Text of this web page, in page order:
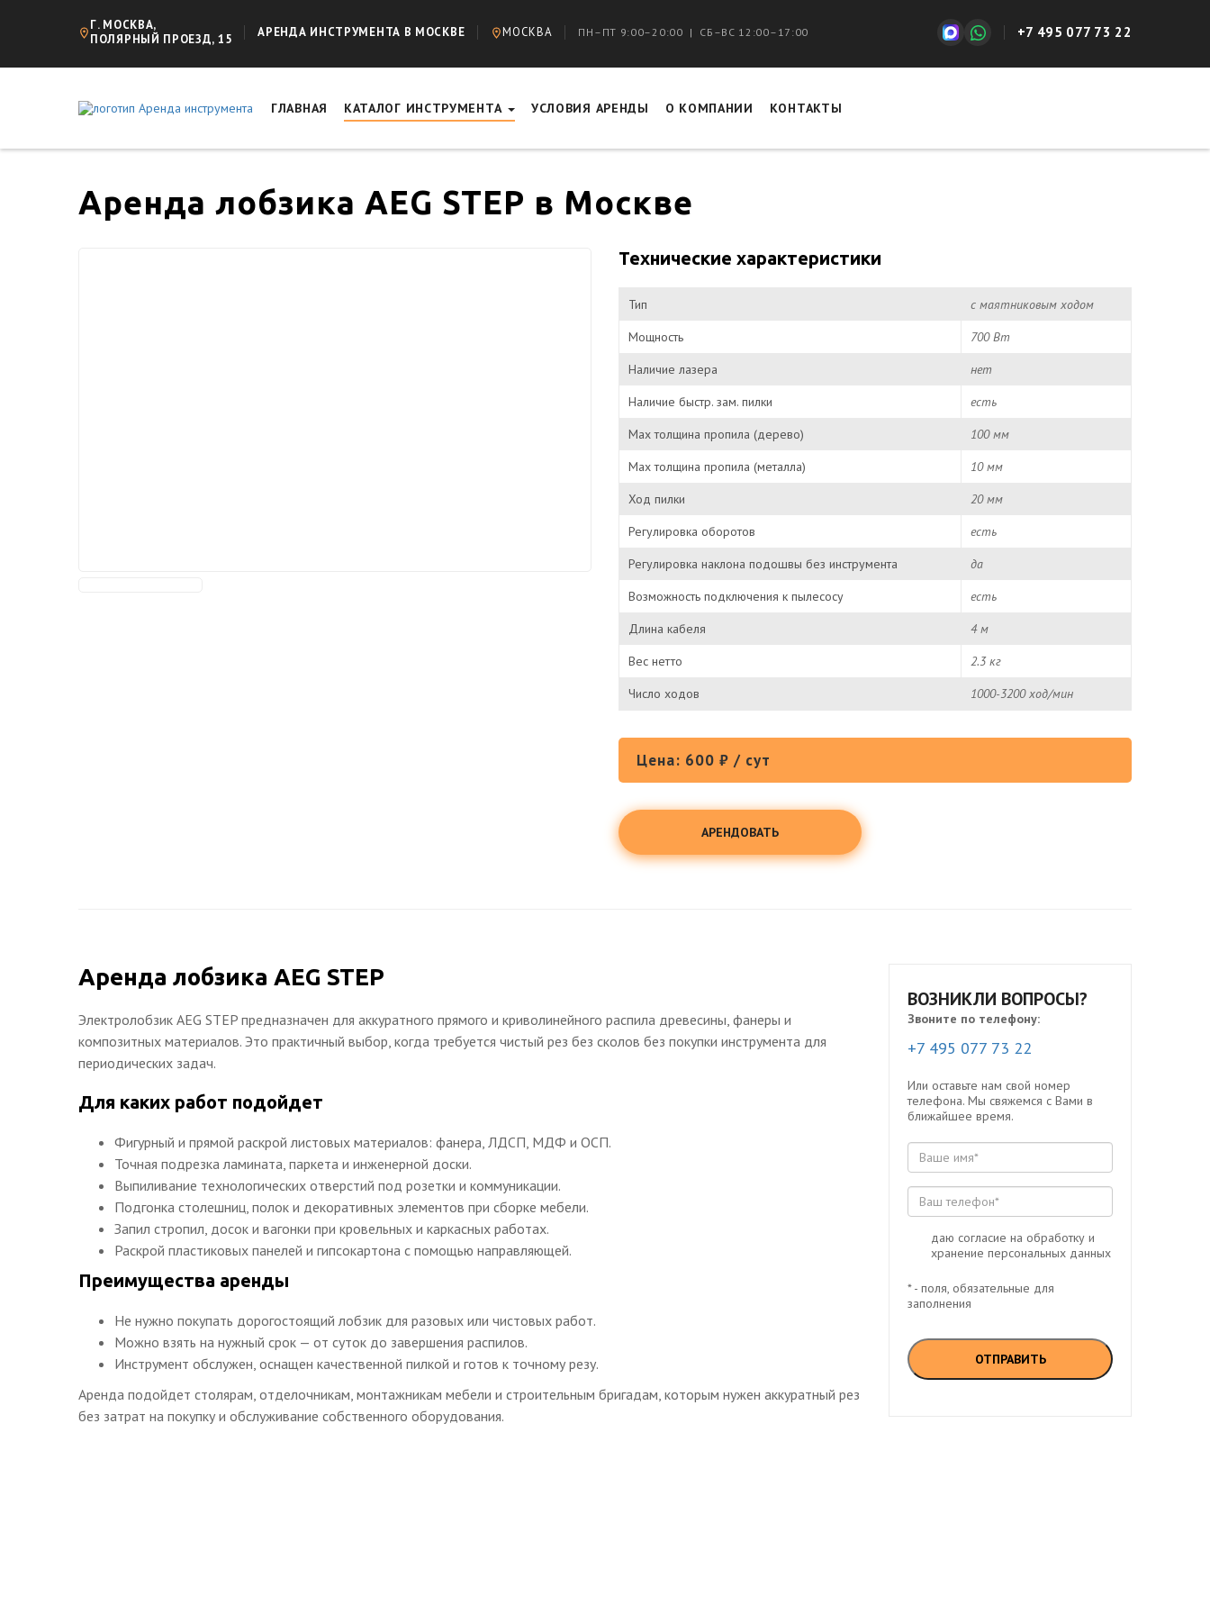
Г. МОСКВА,
ПОЛЯРНЫЙ ПРОЕЗД, 15
АРЕНДА ИНСТРУМЕНТА В МОСКВЕ МОСКВА ПН–ПТ 9:00–20:00 | СБ–ВС 12:00–17:00 +7 495 077 73 22
ГЛАВНАЯ КАТАЛОГ ИНСТРУМЕНТА УСЛОВИЯ АРЕНДЫ О КОМПАНИИ КОНТАКТЫ
Аренда лобзика AEG STEP в Москве
Технические характеристики
Тип
с маятниковым ходом
Мощность
700 Вт
Наличие лазера
нет
Наличие быстр. зам. пилки
есть
Мах толщина пропила (дерево)
100 мм
Мах толщина пропила (металла)
10 мм
Ход пилки
20 мм
Регулировка оборотов
есть
Регулировка наклона подошвы без инструмента
да
Возможность подключения к пылесосу
есть
Длина кабеля
4 м
Вес нетто
2.3 кг
Число ходов
1000-3200 ход/мин
Цена: 600 ₽ / сут
АРЕНДОВАТЬ
Аренда лобзика AEG STEP
Электролобзик AEG STEP предназначен для аккуратного прямого и криволинейного распила древесины, фанеры и
композитных материалов. Это практичный выбор, когда требуется чистый рез без сколов без покупки инструмента для
периодических задач.
Для каких работ подойдет
Фигурный и прямой раскрой листовых материалов: фанера, ЛДСП, МДФ и ОСП.
Точная подрезка ламината, паркета и инженерной доски.
Выпиливание технологических отверстий под розетки и коммуникации.
Подгонка столешниц, полок и декоративных элементов при сборке мебели.
Запил стропил, досок и вагонки при кровельных и каркасных работах.
Раскрой пластиковых панелей и гипсокартона с помощью направляющей.
Преимущества аренды
Не нужно покупать дорогостоящий лобзик для разовых или чистовых работ.
Можно взять на нужный срок — от суток до завершения распилов.
Инструмент обслужен, оснащен качественной пилкой и готов к точному резу.
Аренда подойдет столярам, отделочникам, монтажникам мебели и строительным бригадам, которым нужен аккуратный рез
без затрат на покупку и обслуживание собственного оборудования.
ВОЗНИКЛИ ВОПРОСЫ?
Звоните по телефону:
+7 495 077 73 22
Или оставьте нам свой номер
телефона. Мы свяжемся с Вами в
ближайшее время.
даю согласие на обработку и
хранение персональных данных
* - поля, обязательные для
заполнения